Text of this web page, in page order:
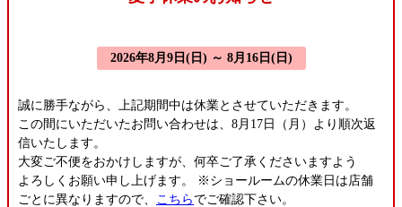
2026年8月9日(日) ～ 8月16日(日)
誠に勝手ながら、上記期間中は休業とさせていただきます。
この間にいただいたお問い合わせは、8月17日（月）より順次返
信いたします。
大変ご不便をおかけしますが、何卒ご了承くださいますよう
よろしくお願い申し上げます。
※ショールームの休業日は店舗
ごとに異なりますので、
こちら でご確認下さい。